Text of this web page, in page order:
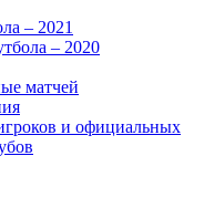
– 2021
– 2020
матчей
и официальных